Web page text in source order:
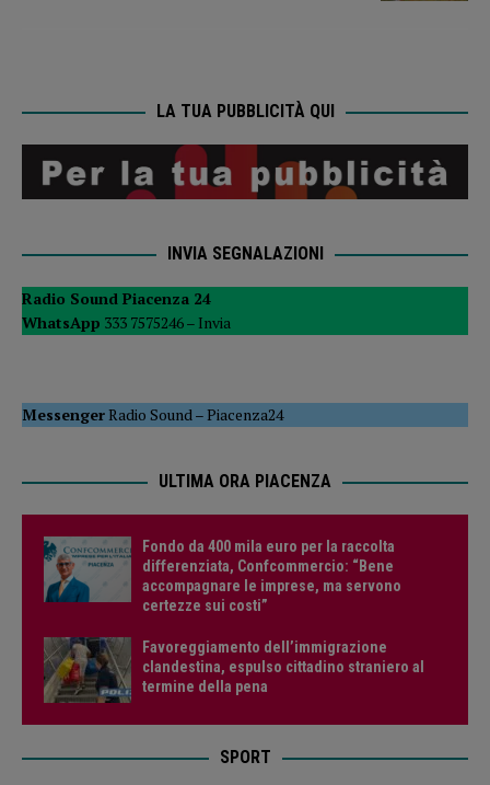
LA TUA PUBBLICITÀ QUI
INVIA SEGNALAZIONI
Radio Sound Piacenza 24
WhatsApp 333 7575246 – Invia
MessengerRadio Sound–Piacenza24
ULTIMA ORA PIACENZA
Fondo da 400 mila euro per la raccolta
differenziata, Confcommercio: “Bene
accompagnare le imprese, ma servono
certezze sui costi”
Favoreggiamento dell’immigrazione
clandestina, espulso cittadino straniero al
termine della pena
SPORT